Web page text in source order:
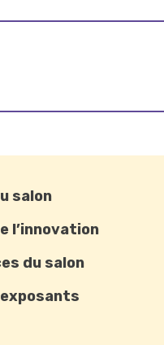
salon
l’innovation
du salon